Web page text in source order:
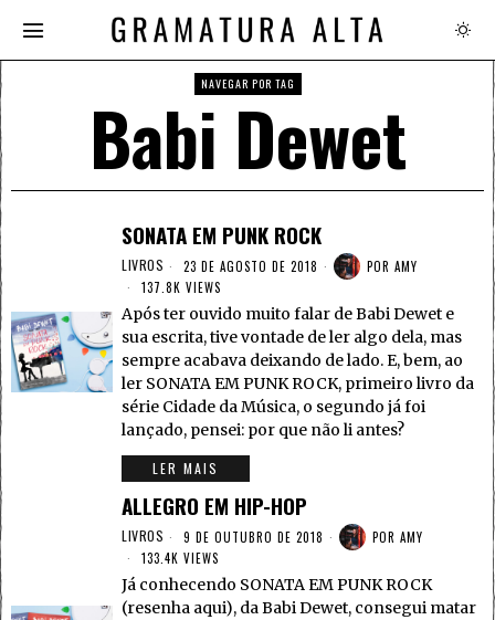
NAVEGAR POR TAG
Babi Dewet
SONATA EM PUNK ROCK
LIVROS 23 DE AGOSTO DE 2018 POR AMY
137.8K VIEWS
Após ter ouvido muito falar de Babi Dewet e
sua escrita, tive vontade de ler algo dela, mas
sempre acabava deixando de lado. E, bem, ao
ler SONATA EM PUNK ROCK, primeiro livro da
série Cidade da Música, o segundo já foi
lançado, pensei: por que não li antes?
LER MAIS
ALLEGRO EM HIP-HOP
LIVROS 9 DE OUTUBRO DE 2018 POR AMY
133.4K VIEWS
Já conhecendo SONATA EM PUNK ROCK
(resenha aqui), da Babi Dewet, consegui matar